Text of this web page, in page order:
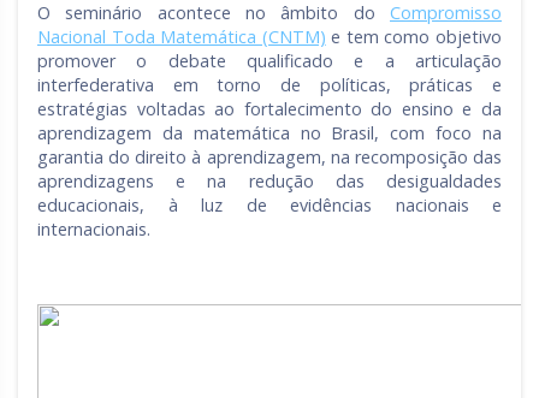
O seminário acontece no âmbito do Compromisso
Nacional Toda Matemática (CNTM) e tem como objetivo
promover o debate qualificado e a articulação
interfederativa em torno de políticas, práticas e
estratégias voltadas ao fortalecimento do ensino e da
aprendizagem da matemática no Brasil, com foco na
garantia do direito à aprendizagem, na recomposição das
aprendizagens e na redução das desigualdades
educacionais, à luz de evidências nacionais e
internacionais.